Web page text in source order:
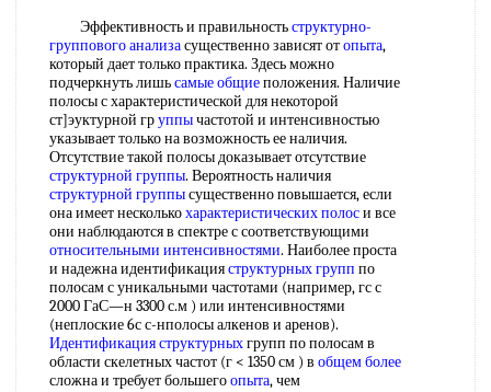
Эффективность и правильностьструктурно-
группового анализасущественно зависят отопыта,
который дает только практика. Здесь можно
подчеркнуть лишьсамые общиеположения. Наличие
полосы с характеристической для некоторой
ст]эуктурной группычастотой и интенсивностью
указывает только на возможность ее наличия.
Отсутствие такой полосы доказывает отсутствие
структурной группы. Вероятность наличия
структурной группысущественно повышается, если
она имеет несколькохарактеристических полоси все
они наблюдаются в спектре с соответствующими
относительными интенсивностями. Наиболее проста
и надежна идентификацияструктурных групп по
полосам с уникальными частотами (например, гс с
2000 ГаС—н 3300 с.м ) или интенсивностями
(неплоские 6с с-нполосы алкенов и аренов).
Идентификация структурныхгрупп по полосам в
области скелетных частот (г < 1350 см ) в общем более
сложна и требует большегоопыта, чем